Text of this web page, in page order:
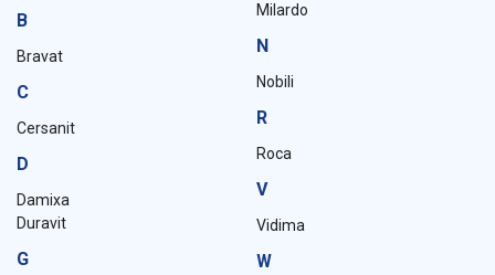
B
Bravat
C
Cersanit
D
Damixa
Duravit
G
Milardo
N
Nobili
R
Roca
V
Vidima
W